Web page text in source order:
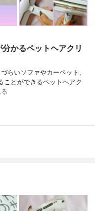
かるペットヘアクリ
らいソファやカーペット、
ことができるペットヘアク